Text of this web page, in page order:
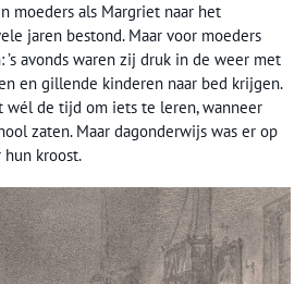
moeders als Margriet naar het
jaren bestond. Maar voor moeders
’s avonds waren zij druk in de weer met
en gillende kinderen naar bed krijgen.
wél de tijd om iets te leren, wanneer
zaten. Maar dagonderwijs was er op
kroost.